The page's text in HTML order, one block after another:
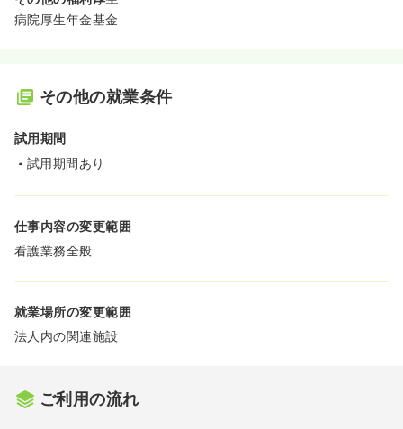
病院厚生年金基金
その他の就業条件
試用期間
試用期間あり
仕事内容の変更範囲
看護業務全般
就業場所の変更範囲
法人内の関連施設
ご利用の流れ